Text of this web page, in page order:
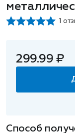
1
299.99 ₽
Способ